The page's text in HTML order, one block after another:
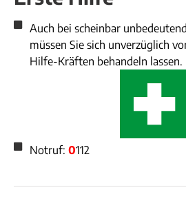
Auch bei scheinbar
müssen Sie sich unverzüglich
Hilfe-Kräften behandeln lassen.
Notruf: 0112